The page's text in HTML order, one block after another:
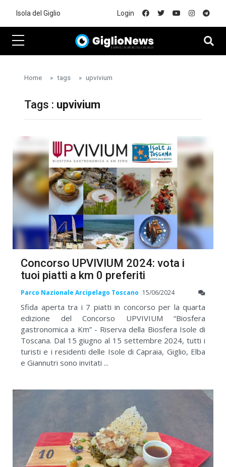
Isola del Giglio Login
Home tags upvivium
Tags : upvivium
Concorso UPVIVIUM 2024: vota i
tuoi piatti a km 0 preferiti
Parco Nazionale Arcipelago Toscano 15/06/2024
Sfida aperta tra i 7 piatti in concorso per la quarta
edizione del Concorso UPVIVIUM “Biosfera
gastronomica a Km” - Riserva della Biosfera Isole di
Toscana. Dal 15 giugno al 15 settembre 2024, tutti i
turisti e i residenti delle Isole di Capraia, Giglio, Elba
e Giannutri sono invitati ...